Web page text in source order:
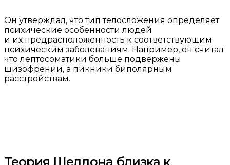
Он утверждал, что тип телосложения определяет
психические особенности людей
и их предрасположенность к соответствующим
психическим заболеваниям. Например, он считал
что лептосоматики больше подвержены
шизофрении, а пикники биполярным
расстройствам.